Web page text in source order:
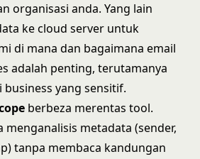
organisasi anda. Yang lain
ke cloud server untuk
di mana dan bagaimana email
adalah penting, terutamanya
yang sensitif.
berbeza merentas tool.
menganalisis metadata (sender,
tanpa membaca kandungan